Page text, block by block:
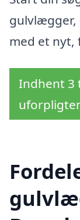
gulvlægger,
med et nyt,
Indhent 3